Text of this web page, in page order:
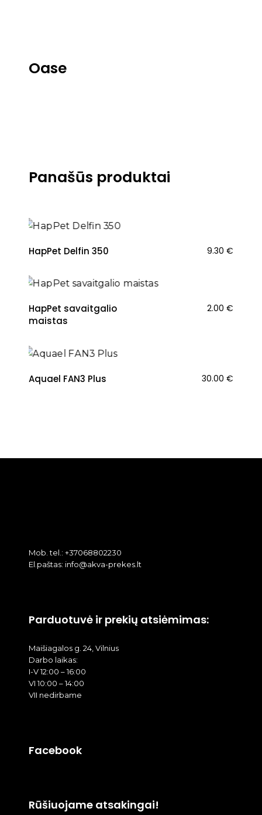
Oase
Panašūs produktai
HapPet Delfin 350 9.30 €
HapPet savaitgalio
maistas
2.00 €
Aquael FAN3 Plus 30.00 €
Mob. tel.: +37068802230
El.paštas: info@akva-prekes.lt
Parduotuvė ir prekių atsiėmimas:
Maišiagalos g. 24, Vilnius
Darbo laikas:
I-V 12:00 – 16:00
VI 10:00 – 14:00
VII nedirbame
Facebook
Rūšiuojame atsakingai!